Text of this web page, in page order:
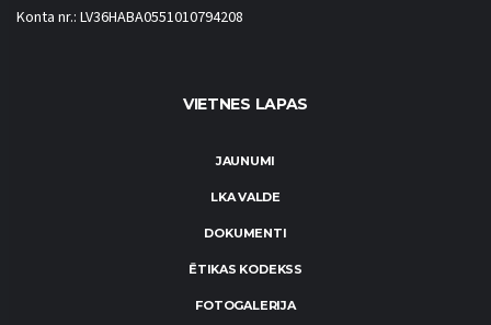
Konta nr.: LV36HABA0551010794208
VIETNES LAPAS
JAUNUMI
LKA VALDE
DOKUMENTI
ĒTIKAS KODEKSS
FOTOGALERIJA